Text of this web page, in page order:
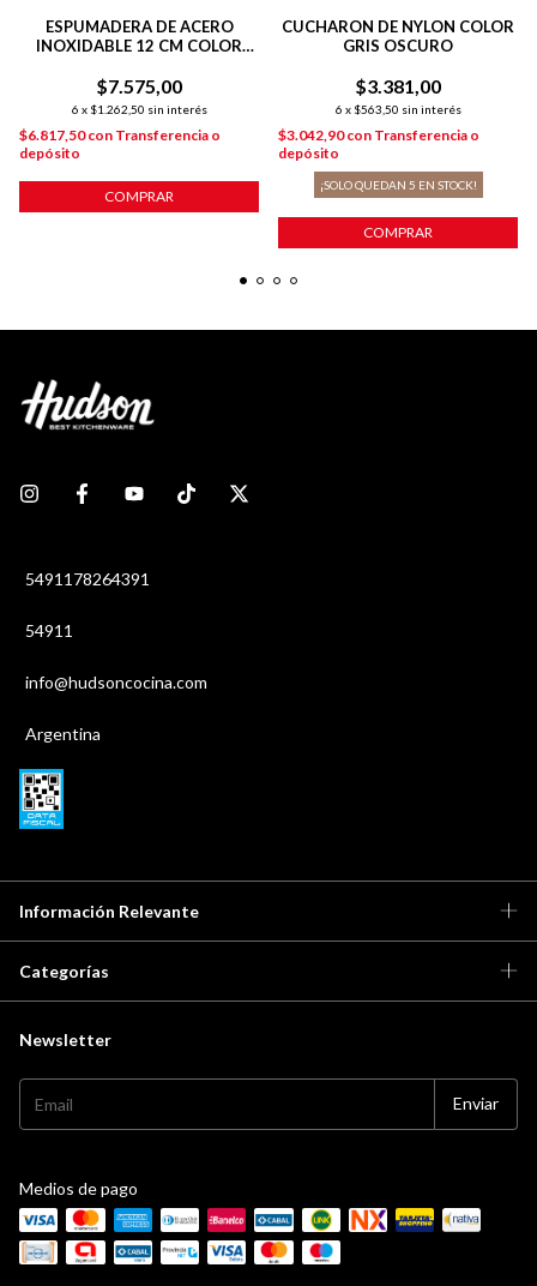
ESPUMADERA DE ACERO
INOXIDABLE 12 CM COLOR
$7.575,00
6 x $1.262,50 sin interés
$6.817,50con Transferencia o
depósito
COMPRAR
CUCHARON DE NYLON COLOR
GRIS OSCURO
$3.381,00
6 x $563,50 sin interés
$3.042,90con Transferencia o
depósito
¡SOLO QUEDAN 5 EN STOCK!
COMPRAR
5491178264391
54911
info@hudsoncocina.com
Argentina
Información Relevante
Categorías
Newsletter
Medios de pago